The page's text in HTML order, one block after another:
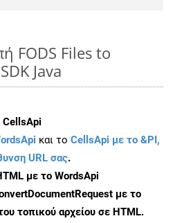
FODS Files to
Java
CellsApi
και το CellsApi με το &PI,
URL σας.
με το WordsApi
με το
τοπικού αρχείου σε HTML.